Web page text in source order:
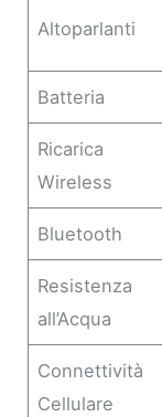
Altoparlanti
Batteria
Ricarica
Wireless
Bluetooth
Resistenza
all’Acqua
Connettività
Cellulare